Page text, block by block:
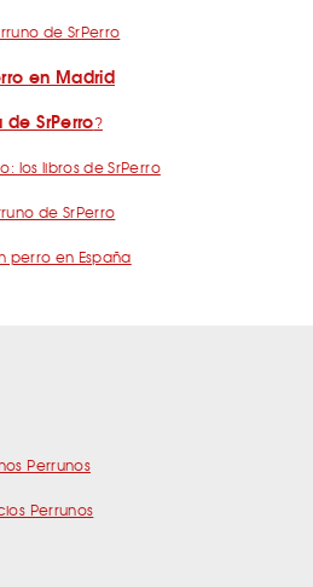
de SrPerro
en Madrid
SrPerro?
los libros de SrPerro
de SrPerro
perro en España
Perrunos
Perrunos